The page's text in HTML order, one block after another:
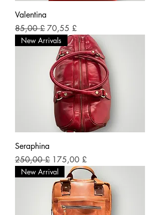
Valentina
Prezzo regolare
85,00 £Prezzo scontato
70,55 £
New Arrivals
Seraphina
Prezzo regolare
250,00 £ Prezzo scontato
175,00 £
New Arrival